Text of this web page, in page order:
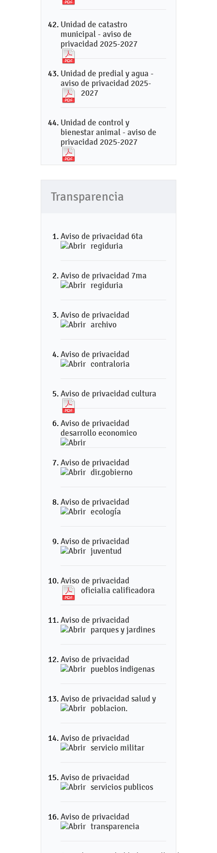
Unidad de catastro
municipal - aviso de
privacidad 2025-2027
Unidad de predial y agua -
aviso de privacidad 2025-
2027
Unidad de control y
bienestar animal - aviso de
privacidad 2025-2027
Transparencia
Aviso de privacidad 6ta
regiduria
Aviso de privacidad 7ma
regiduria
Aviso de privacidad
archivo
Aviso de privacidad
contraloria
Aviso de privacidad cultura
Aviso de privacidad
desarrollo economico
Aviso de privacidad
dir.gobierno
Aviso de privacidad
ecología
Aviso de privacidad
juventud
Aviso de privacidad
oficialia calificadora
Aviso de privacidad
parques y jardines
Aviso de privacidad
pueblos indigenas
Aviso de privacidad salud y
poblacion.
Aviso de privacidad
servicio militar
Aviso de privacidad
servicios publicos
Aviso de privacidad
transparencia